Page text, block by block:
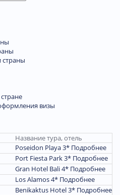
страны
визы
Название тура, отель
Poseidon Playa 3* Подробнее
Port Fiesta Park 3* Подробнее
Gran Hotel Bali 4* Подробнее
Los Alamos 4* Подробнее
Benikaktus Hotel 3* Подробнее